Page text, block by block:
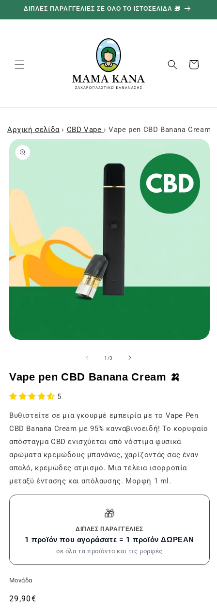
προχωρήστε
στο
ΔΙΠΛΕΣ ΠΑΡΑΓΓΕΛΙΕΣ ΣΕ ΟΛΟ ΤΟ ΙΣΤΟΣΕΛΙΔΑ 🎁
Καλάθι
Αρχική σελίδα › CBD Vape › Vape pen CBD Banana Cream
Μεταβείτε
στις
πληροφορίες
προϊόντος
1
σε
modal
παράθυρο
1 /του
3
Vape pen CBD Banana Cream 🍌
5
Βυθιστείτε σε μια γκουρμέ εμπειρία με το Vape Pen
CBD Banana Cream με 95% κανναβινοειδή! Το κορυφαίο
απόσταγμα CBD ενισχύεται από νόστιμα φυσικά
αρώματα κρεμώδους μπανάνας, χαρίζοντάς σας έναν
απαλό, κρεμώδες ατμισμό. Μια τέλεια ισορροπία
μεταξύ έντασης και απόλαυσης. Μορφή 1 ml.
🎁
ΔΙΠΛΈΣ ΠΑΡΑΓΓΕΛΊΕΣ
1 προϊόν που αγοράσατε = 1 προϊόν ΔΩΡΕΑΝ
σε όλα τα προϊόντα και τις μορφές
Μονάδα
Συνήθης
29,90€